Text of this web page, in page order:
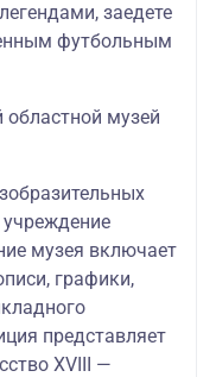
заедете
футбольным
музей
учреждение
музея включает
графики,
представляет
XVIII —